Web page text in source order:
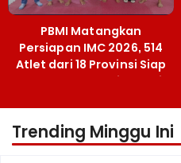
PBMI Matangkan
Persiapan IMC 2026, 514
Atlet dari 18 Provinsi Siap
Berlaga Besok di Bekasi
Trending Minggu Ini